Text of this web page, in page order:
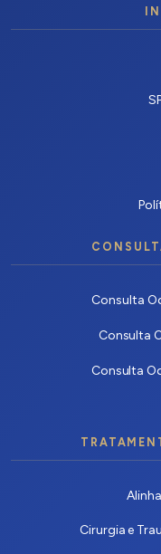
Consulta
Consulta
Consulta
Cirurgia e